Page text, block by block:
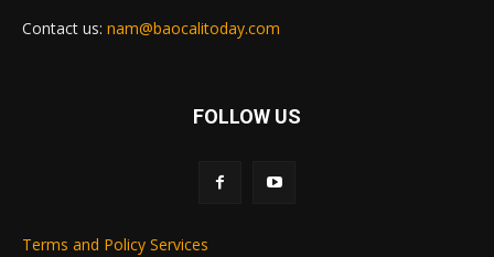
Contact us: nam@baocalitoday.com
FOLLOW US
Terms and Policy Services